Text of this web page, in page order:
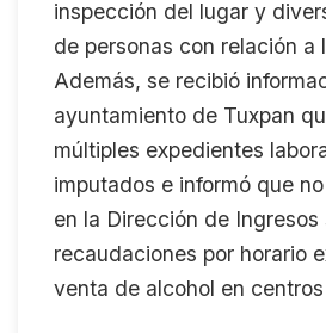
inspección del lugar y
de personas con relación a
Además, se recibió
ayuntamiento de Tuxpan
múltiples expedientes
imputados e informó que
en la Dirección de Ingresos
recaudaciones por horario
venta de alcohol en